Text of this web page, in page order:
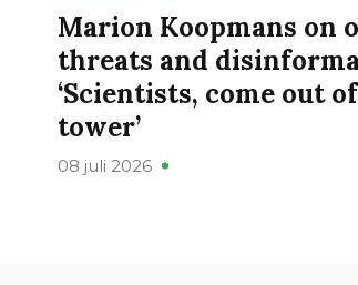
Marion Koopmans on
threats and
‘Scientists, come out
tower’
08 juli 2026